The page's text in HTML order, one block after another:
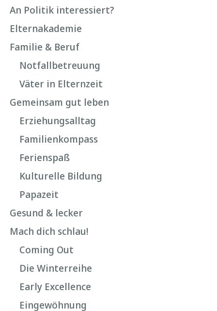
An Politik interessiert?
Elternakademie
Familie & Beruf
Notfallbetreuung
Väter in Elternzeit
Gemeinsam gut leben
Erziehungsalltag
Familienkompass
Ferienspaß
Kulturelle Bildung
Papazeit
Gesund & lecker
Mach dich schlau!
Coming Out
Die Winterreihe
Early Excellence
Eingewöhnung